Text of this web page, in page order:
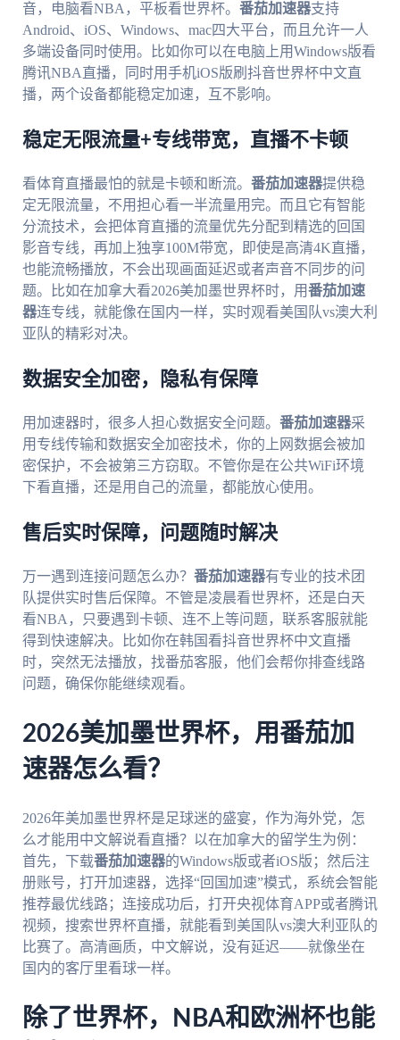
音，电脑看NBA，平板看世界杯。 番茄加速器支持
Android、iOS、Windows、mac四大平台，而且允许一人
多端设备同时使用。比如你可以在电脑上用Windows版看
腾讯NBA直播，同时用手机iOS版刷抖音世界杯中文直
播，两个设备都能稳定加速，互不影响。
稳定无限流量+专线带宽，直播不卡顿
看体育直播最怕的就是卡顿和断流。 番茄加速器提供稳
定无限流量，不用担心看一半流量用完。而且它有智能
分流技术，会把体育直播的流量优先分配到精选的回国
影音专线，再加上独享100M带宽，即使是高清4K直播，
也能流畅播放，不会出现画面延迟或者声音不同步的问
题。比如在加拿大看2026美加墨世界杯时，用番茄加速
器连专线，就能像在国内一样，实时观看美国队vs澳大利
亚队的精彩对决。
数据安全加密，隐私有保障
用加速器时，很多人担心数据安全问题。 番茄加速器采
用专线传输和数据安全加密技术，你的上网数据会被加
密保护，不会被第三方窃取。不管你是在公共WiFi环境
下看直播，还是用自己的流量，都能放心使用。
售后实时保障，问题随时解决
万一遇到连接问题怎么办？ 番茄加速器有专业的技术团
队提供实时售后保障。不管是凌晨看世界杯，还是白天
看NBA，只要遇到卡顿、连不上等问题，联系客服就能
得到快速解决。比如你在韩国看抖音世界杯中文直播
时，突然无法播放，找番茄客服，他们会帮你排查线路
问题，确保你能继续观看。
2026美加墨世界杯，用番茄加
速器怎么看？
2026年美加墨世界杯是足球迷的盛宴，作为海外党，怎
么才能用中文解说看直播？以在加拿大的留学生为例：
首先，下载番茄加速器的Windows版或者iOS版；然后注
册账号，打开加速器，选择“回国加速”模式，系统会智能
推荐最优线路；连接成功后，打开央视体育APP或者腾讯
视频，搜索世界杯直播，就能看到美国队vs澳大利亚队的
比赛了。高清画质，中文解说，没有延迟——就像坐在
国内的客厅里看球一样。
除了世界杯，NBA和欧洲杯也能